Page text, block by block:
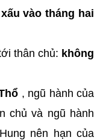
vào tháng hai
thân chủ: không
, ngũ hành của
chủ và ngũ hành
nên hạn của